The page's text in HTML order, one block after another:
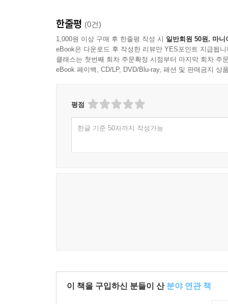
한줄평 (0건)
1,000원 이상 구매 후 한줄평 작성 시 일반회원 50원, 마니
eBook은 다운로드 후 작성한 리뷰만 YES포인트 지급됩니
클래스는 첫번째 회차 주문확정 시점부터 마지막 회차 주
eBook 페이백, CD/LP, DVD/Blu-ray, 패션 및 판매금지 상
평점
한글 기준 50자까지 작성가능
이 책을 구입하신 분들이 산 분야 연관 책